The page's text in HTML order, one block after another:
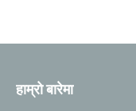
हाम्रो बारेमा